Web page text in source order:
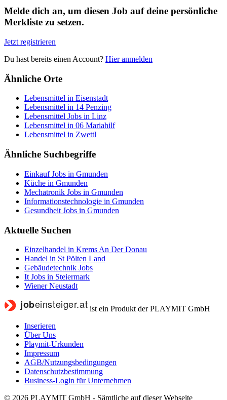
Melde dich an, um diesen Job auf deine persönliche
Merkliste zu setzen.
Jetzt registrieren
Du hast bereits einen Account? Hier anmelden
Ähnliche Orte
Lebensmittel in Eisenstadt
Lebensmittel in 14 Penzing
Lebensmittel Jobs in Linz
Lebensmittel in 06 Mariahilf
Lebensmittel in Zwettl
Ähnliche Suchbegriffe
Einkauf Jobs in Gmunden
Küche in Gmunden
Mechatronik Jobs in Gmunden
Informationstechnologie in Gmunden
Gesundheit Jobs in Gmunden
Aktuelle Suchen
Einzelhandel in Krems An Der Donau
Handel in St Pölten Land
Gebäudetechnik Jobs
It Jobs in Steiermark
Wiener Neustadt
ist ein Produkt der PLAYMIT GmbH
Inserieren
Über Uns
Playmit-Urkunden
Impressum
AGB/Nutzungsbedingungen
Datenschutzbestimmung
Business-Login für Unternehmen
© 2026 PLAYMIT GmbH - Sämtliche auf dieser Webseite